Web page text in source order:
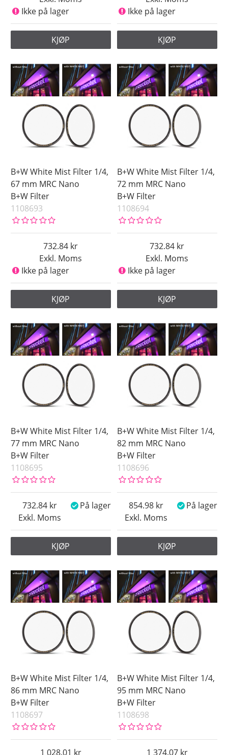
Ikke på lager
KJØP
Ikke på lager
KJØP
B+W White Mist Filter 1/4,
67 mm MRC Nano
B+W Filter
1108693
Exkl. Moms
732.84
Ikke på lager
KJØP
B+W White Mist Filter 1/4,
72 mm MRC Nano
B+W Filter
1108694
Exkl. Moms
732.84
Ikke på lager
KJØP
B+W White Mist Filter 1/4,
77 mm MRC Nano
B+W Filter
1108695
Exkl. Moms
732.84 På lager
KJØP
B+W White Mist Filter 1/4,
82 mm MRC Nano
B+W Filter
1108696
Exkl. Moms
854.98 På lager
KJØP
B+W White Mist Filter 1/4,
86 mm MRC Nano
B+W Filter
1108697
1 028.01
B+W White Mist Filter 1/4,
95 mm MRC Nano
B+W Filter
1108698
1 374.07